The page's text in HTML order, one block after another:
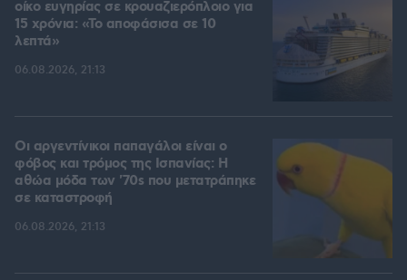
οίκο ευγηρίας σε κρουαζιερόπλοιο για
15 χρόνια: «Το αποφάσισα σε 10
λεπτά»
06.08.2026, 21:13
Οι αργεντίνικοι παπαγάλοι είναι ο
φόβος και τρόμος της Ισπανίας: Η
αθώα μόδα των '70s που μετατράπηκε
σε καταστροφή
06.08.2026, 21:13